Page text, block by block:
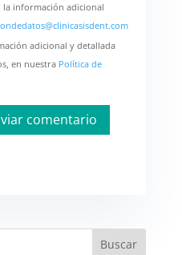
la información adicional
adicional y detallada
en nuestra Política de
Buscar